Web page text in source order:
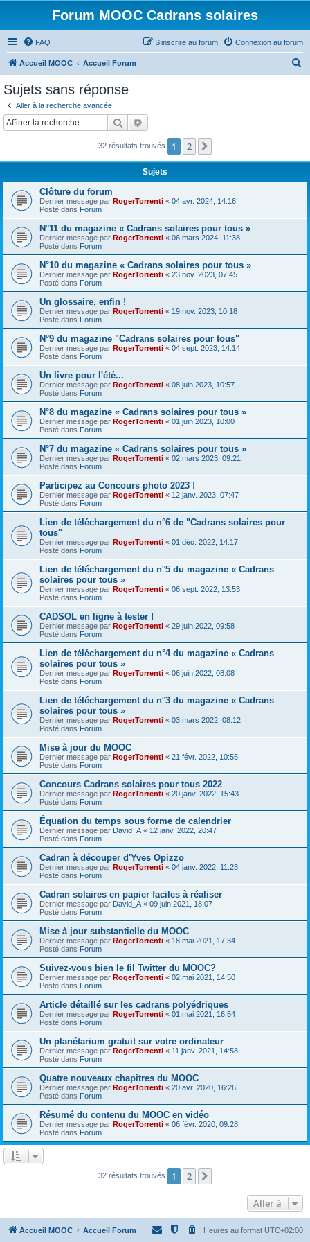
Forum MOOC Cadrans solaires
FAQ Connexion au forum
S’inscrire au forum
Accueil MOOC Accueil Forum
c
Sujets sans réponse
Aller à la recherche avancée
Rechercher
32 résultats trouvés 1 2
Sujets
Clôture du forum
Dernier message par RogerTorrenti « 04 avr. 2024, 14:16
Posté dans Forum
N°11 du magazine « Cadrans solaires pour tous »
Dernier message par RogerTorrenti « 06 mars 2024, 11:38
Posté dans Forum
N°10 du magazine « Cadrans solaires pour tous »
Dernier message par RogerTorrenti « 23 nov. 2023, 07:45
Posté dans Forum
Un glossaire, enfin !
Dernier message par RogerTorrenti « 19 nov. 2023, 10:18
Posté dans Forum
N°9 du magazine "Cadrans solaires pour tous"
Dernier message par RogerTorrenti « 04 sept. 2023, 14:14
Posté dans Forum
Un livre pour l'été...
Dernier message par RogerTorrenti « 08 juin 2023, 10:57
Posté dans Forum
N°8 du magazine « Cadrans solaires pour tous »
Dernier message par RogerTorrenti « 01 juin 2023, 10:00
Posté dans Forum
N°7 du magazine « Cadrans solaires pour tous »
Dernier message par RogerTorrenti « 02 mars 2023, 09:21
Posté dans Forum
Participez au Concours photo 2023 !
Dernier message par RogerTorrenti « 12 janv. 2023, 07:47
Posté dans Forum
Lien de téléchargement du n°6 de "Cadrans solaires pour
tous"
Dernier message par RogerTorrenti « 01 déc. 2022, 14:17
Posté dans Forum
Lien de téléchargement du n°5 du magazine « Cadrans
solaires pour tous »
Dernier message par RogerTorrenti « 06 sept. 2022, 13:53
Posté dans Forum
CADSOL en ligne à tester !
Dernier message par RogerTorrenti « 29 juin 2022, 09:58
Posté dans Forum
Lien de téléchargement du n°4 du magazine « Cadrans
solaires pour tous »
Dernier message par RogerTorrenti « 06 juin 2022, 08:08
Posté dans Forum
Lien de téléchargement du n°3 du magazine « Cadrans
solaires pour tous »
Dernier message par RogerTorrenti « 03 mars 2022, 08:12
Posté dans Forum
Mise à jour du MOOC
Dernier message par RogerTorrenti « 21 févr. 2022, 10:55
Posté dans Forum
Concours Cadrans solaires pour tous 2022
Dernier message par RogerTorrenti « 20 janv. 2022, 15:43
Posté dans Forum
Équation du temps sous forme de calendrier
Dernier message par David_A « 12 janv. 2022, 20:47
Posté dans Forum
Cadran à découper d'Yves Opizzo
Dernier message par RogerTorrenti « 04 janv. 2022, 11:23
Posté dans Forum
Cadran solaires en papier faciles à réaliser
Dernier message par David_A « 09 juin 2021, 18:07
Posté dans Forum
Mise à jour substantielle du MOOC
Dernier message par RogerTorrenti « 18 mai 2021, 17:34
Posté dans Forum
Suivez-vous bien le fil Twitter du MOOC?
Dernier message par RogerTorrenti « 02 mai 2021, 14:50
Posté dans Forum
Article détaillé sur les cadrans polyédriques
Dernier message par RogerTorrenti « 01 mai 2021, 16:54
Posté dans Forum
Un planétarium gratuit sur votre ordinateur
Dernier message par RogerTorrenti « 11 janv. 2021, 14:58
Posté dans Forum
Quatre nouveaux chapitres du MOOC
Dernier message par RogerTorrenti « 20 avr. 2020, 16:26
Posté dans Forum
Résumé du contenu du MOOC en vidéo
Dernier message par RogerTorrenti « 06 févr. 2020, 09:28
Posté dans Forum
32 résultats trouvés 1 2
Aller à
Accueil MOOC Accueil Forum Heures au format UTC+02:00